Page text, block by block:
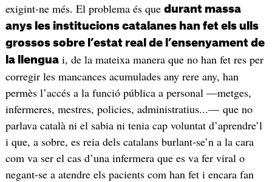
exigint-ne més. El problema és que durant massa
anys les institucions catalanes han fet els ulls
grossos sobre l’estat real de l’ensenyament de
la llenguai, de la mateixa manera que no han fet res per
corregir les mancances acumulades any rere any, han
permès l’accés a la funció pública a personal —metges,
infermeres, mestres, policies, administratius...— que no
parlava català ni el sabia ni tenia cap voluntat d’aprendre’l
i que, a sobre, es reia dels catalans burlant-se’n a la cara
com va ser el cas d’una infermera que es va fer viral o
negant-se a atendre els pacients com han fet i encara fan